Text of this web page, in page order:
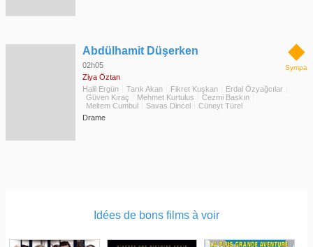
◆
Sympa
Abdülhamit Düşerken
02h05
Ziya Öztan
Halil Ergün
Tarık Akan Fikret Kuşkan
Erdal Özyağcılar
Güven Kıraç
Mehmet Kurtulus
Cezmi Baskın
Meltem Cumbul
Savas Dincel
Cüneyt Türel
Drame
Idées de bons films à voir